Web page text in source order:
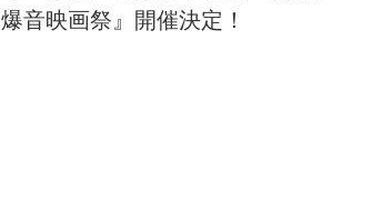
爆音映画祭』開催決定！